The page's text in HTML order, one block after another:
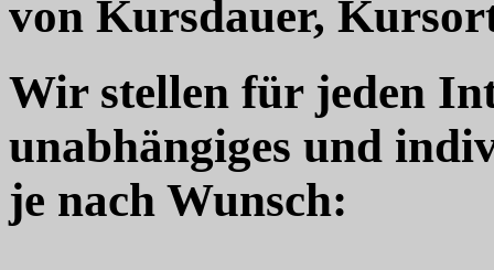
von Kursdauer,
Wir stellen für jeden
unabhängiges und
je nach Wunsch: